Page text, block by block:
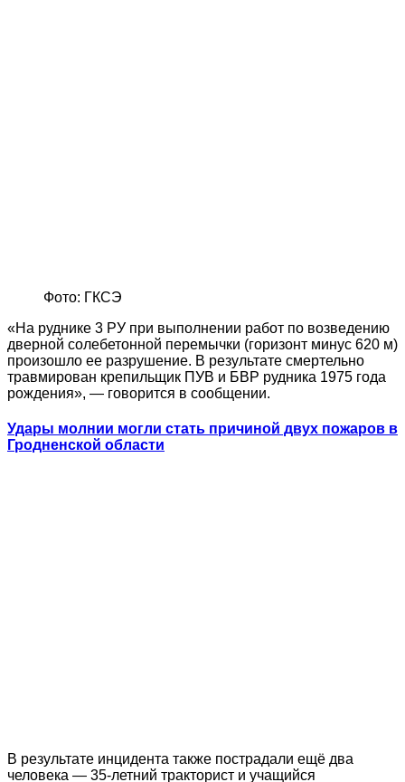
Фото: ГКСЭ
«На руднике 3 РУ при выполнении работ по возведению
дверной солебетонной перемычки (горизонт минус 620 м)
произошло ее разрушение. В результате смертельно
травмирован крепильщик ПУВ и БВР рудника 1975 года
рождения», — говорится в сообщении.
Удары молнии могли стать причиной двух пожаров в
Гродненской области
В результате инцидента также пострадали ещё два
человека — 35-летний тракторист и учащийся